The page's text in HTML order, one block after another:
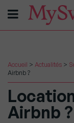
Accueil > Actualités >
Airbnb ?
Airbnb ?